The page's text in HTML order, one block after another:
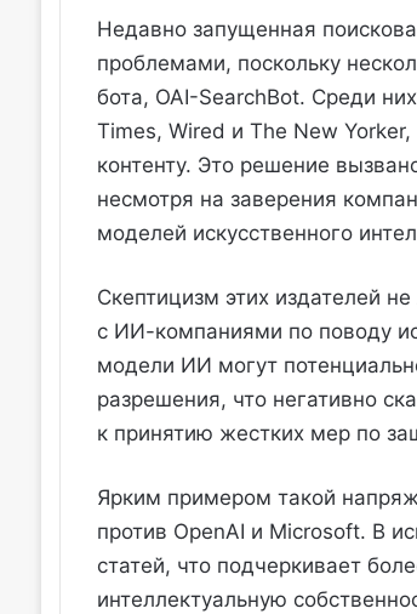
Недавно запущенная
проблемами, поскольку
бота, OAI-SearchBot. Среди
Times, Wired и The New
контенту. Это решение
несмотря на заверения
моделей искусственного
Скептицизм этих издателей
с ИИ-компаниями по поводу
модели ИИ могут
разрешения, что негативно
к принятию жестких мер по
Ярким примером такой
против OpenAI и Microsoft. В
статей, что подчеркивает
интеллектуальную